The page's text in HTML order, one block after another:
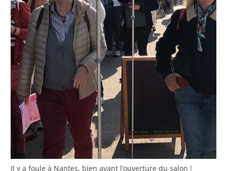
Il y a foule à Nantes, bien avant l’ouverture du salon !